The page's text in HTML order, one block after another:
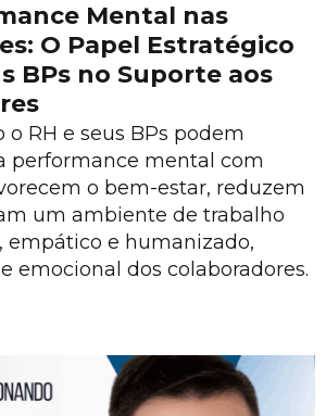
Mental nas
O Papel Estratégico
BPs no Suporte aos
o RH e seus BPs podem
performance mental com
o bem-estar, reduzem
um ambiente de trabalho
empático e humanizado,
emocional dos colaboradores.